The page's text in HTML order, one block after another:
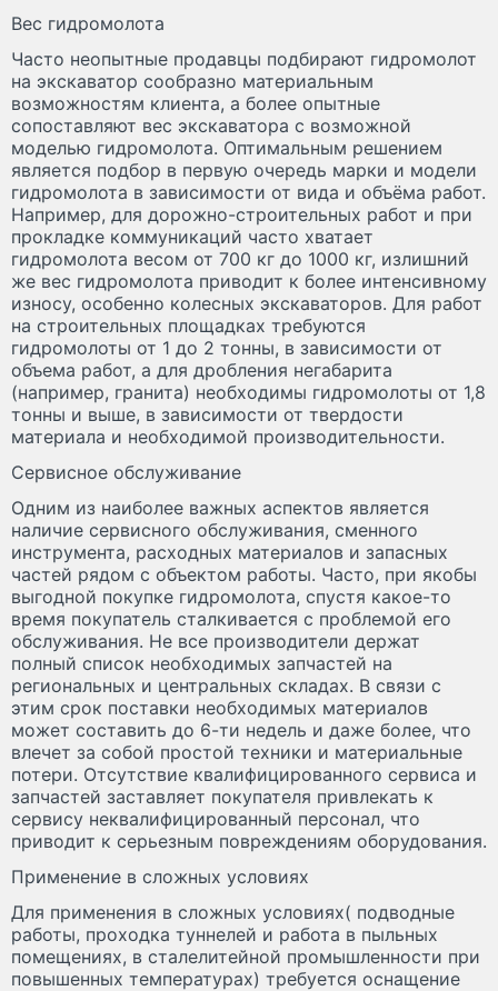
Вес гидромолота
Часто неопытные продавцы подбирают гидромолот
на экскаватор сообразно материальным
возможностям клиента, а более опытные
сопоставляют вес экскаватора с возможной
моделью гидромолота. Оптимальным решением
является подбор в первую очередь марки и модели
гидромолота в зависимости от вида и объёма работ.
Например, для дорожно-строительных работ и при
прокладке коммуникаций часто хватает
гидромолота весом от 700 кг до 1000 кг, излишний
же вес гидромолота приводит к более интенсивному
износу, особенно колесных экскаваторов. Для работ
на строительных площадках требуются
гидромолоты от 1 до 2 тонны, в зависимости от
объема работ, а для дробления негабарита
(например, гранита) необходимы гидромолоты от 1,8
тонны и выше, в зависимости от твердости
материала и необходимой производительности.
Сервисное обслуживание
Одним из наиболее важных аспектов является
наличие сервисного обслуживания, сменного
инструмента, расходных материалов и запасных
частей рядом с объектом работы. Часто, при якобы
выгодной покупке гидромолота, спустя какое-то
время покупатель сталкивается с проблемой его
обслуживания. Не все производители держат
полный список необходимых запчастей на
региональных и центральных складах. В связи с
этим срок поставки необходимых материалов
может составить до 6-ти недель и даже более, что
влечет за собой простой техники и материальные
потери. Отсутствие квалифицированного сервиса и
запчастей заставляет покупателя привлекать к
сервису неквалифицированный персонал, что
приводит к серьезным повреждениям оборудования.
Применение в сложных условиях
Для применения в сложных условиях( подводные
работы, проходка туннелей и работа в пыльных
помещениях, в сталелитейной промышленности при
повышенных температурах) требуется оснащение